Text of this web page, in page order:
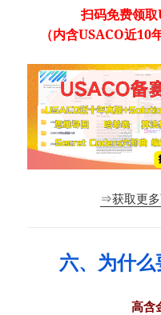
扫码免费领
（内含USACO近10
⇒获取更
六、为什
高含